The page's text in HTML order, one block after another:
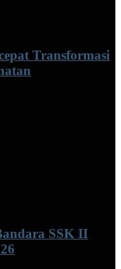
Transformasi
SSK II